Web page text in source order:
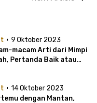
· 9 Oktober 2023
macam Arti dari Mimpi
Pertanda Baik atau
· 14 Oktober 2023
dengan Mantan,